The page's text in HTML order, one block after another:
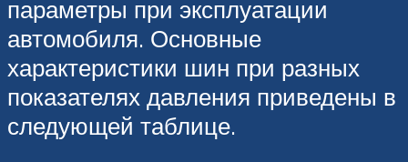
параметры при эксплуатации
автомобиля. Основные
характеристики шин при разных
показателях давления приведены в
следующей таблице.